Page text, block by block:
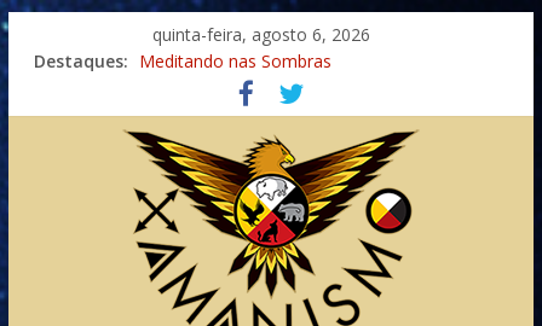
quinta-feira, agosto 6, 2026
Destaques: Meditando nas Sombras
Autosuficiência: A Jornada do Espírito Ancestral
Xamanismo Universal
Totens – Caminho Espiritual – Crescimento
Imaginação na Cura